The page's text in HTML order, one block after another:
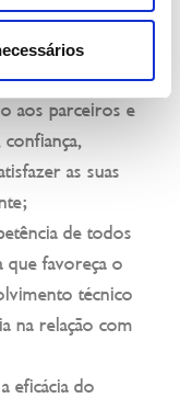
Segurança
Dados gerido
aos parceiros e
as suas
de todos
que favoreça o
técnico
na relação com
eficácia do